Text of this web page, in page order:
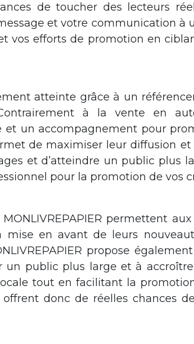
de toucher des lecteurs
et votre communication à
vos efforts de promotion en
atteinte grâce à un
à la vente en
et un accompagnement pour
de maximiser leur diffusion
et d’atteindre un public plus
pour la promotion de vos
permettent
en avant de leurs
propose
un public plus large et à
tout en facilitant la
donc de réelles chances